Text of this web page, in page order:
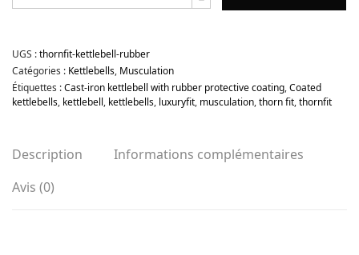
UGS :thornfit-kettlebell-rubber
Catégories : Kettlebells, Musculation
Étiquettes :Cast-iron kettlebell with rubber protective coating,Coated
kettlebells, kettlebell, kettlebells, luxuryfit, musculation,thorn fit,thornfit
Description
Informations complémentaires
Avis (0)